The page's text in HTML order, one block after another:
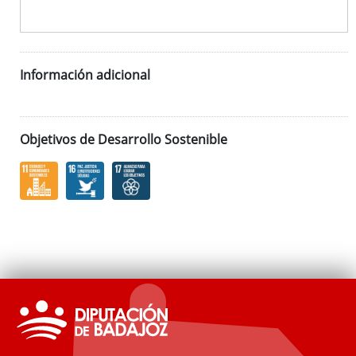
Información adicional
Objetivos de Desarrollo Sostenible